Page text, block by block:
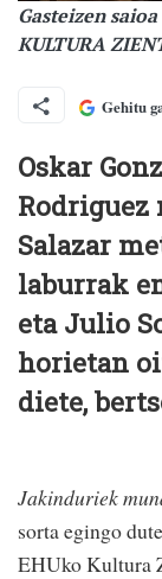
Gasteizen
KULTURA
Gehitu
Oskar
Salazar
laburrak
eta Julio
horietan
diete,
Jakinduriek
sorta egingo
EHUko Kultura